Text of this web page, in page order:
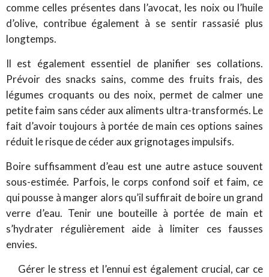
comme celles présentes dans l’avocat, les noix ou l’huile
d’olive, contribue également à se sentir rassasié plus
longtemps.
Il est également essentiel de planifier ses collations.
Prévoir des snacks sains, comme des fruits frais, des
légumes croquants ou des noix, permet de calmer une
petite faim sans céder aux aliments ultra-transformés. Le
fait d’avoir toujours à portée de main ces options saines
réduit le risque de céder aux grignotages impulsifs.
Boire suffisamment d’eau est une autre astuce souvent
sous-estimée. Parfois, le corps confond soif et faim, ce
qui pousse à manger alors qu’il suffirait de boire un grand
verre d’eau. Tenir une bouteille à portée de main et
s’hydrater régulièrement aide à limiter ces fausses
envies.
Gérer le stress et l’ennui est également crucial, car ce